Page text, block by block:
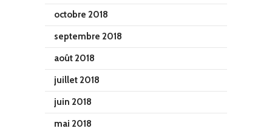
octobre 2018
septembre 2018
août 2018
juillet 2018
juin 2018
mai 2018